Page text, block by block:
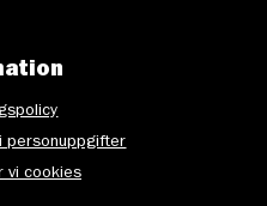
personuppgifter
vi cookies